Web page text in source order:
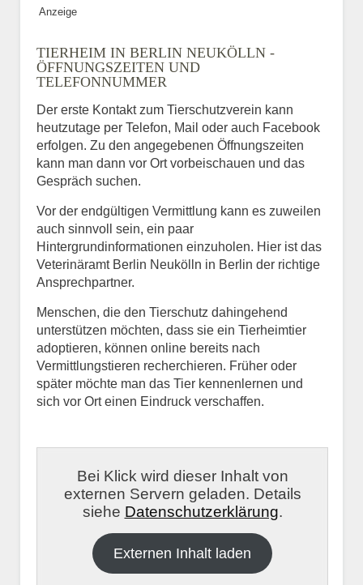
Anzeige
TIERHEIM IN BERLIN NEUKÖLLN -
ÖFFNUNGSZEITEN UND
TELEFONNUMMER
Der erste Kontakt zum Tierschutzverein kann
heutzutage per Telefon, Mail oder auch Facebook
erfolgen. Zu den angegebenen Öffnungszeiten
kann man dann vor Ort vorbeischauen und das
Gespräch suchen.
Vor der endgültigen Vermittlung kann es zuweilen
auch sinnvoll sein, ein paar
Hintergrundinformationen einzuholen. Hier ist das
Veterinäramt Berlin Neukölln in Berlin der richtige
Ansprechpartner.
Menschen, die den Tierschutz dahingehend
unterstützen möchten, dass sie ein Tierheimtier
adoptieren, können online bereits nach
Vermittlungstieren recherchieren. Früher oder
später möchte man das Tier kennenlernen und
sich vor Ort einen Eindruck verschaffen.
Bei Klick wird dieser Inhalt von
externen Servern geladen. Details
siehe Datenschutzerklärung.
Externen Inhalt laden